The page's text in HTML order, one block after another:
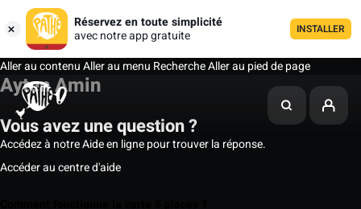
Réservez en toute simplicité
avec notre app gratuite
INSTALLER
Aller au contenuAller au menu RechercheAller au pied de page
Ayten Amin
Vous avez une question ?
Accédez à notre Aide en ligne pour trouver la réponse.
Accéder au centre d'aide